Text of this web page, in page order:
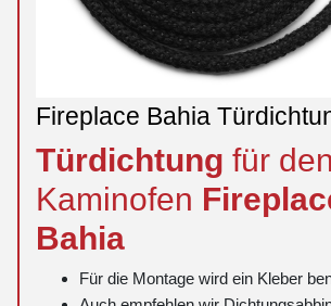
Fireplace Bahia
Türdichtung für den
Kaminofen
Bahia
Für die Montage wird ein Kleber